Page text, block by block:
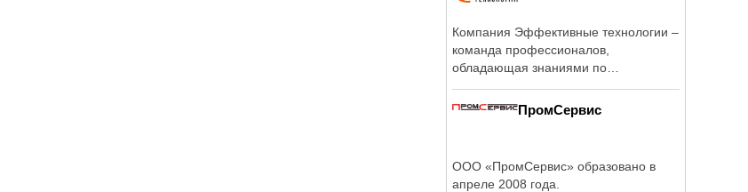
Компания Эффективные технологии –
команда профессионалов,
обладающая знаниями по
ПромСервис
ООО «ПромСервис» образовано в
апреле 2008 года.